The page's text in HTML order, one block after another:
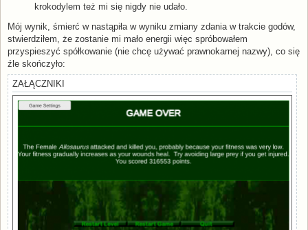
krokodylem też mi się nigdy nie udało.
Mój wynik, śmierć w nastąpiła w wyniku zmiany zdania w trakcie godów,
stwierdziłem, że zostanie mi mało energii więc spróbowałem
przyspieszyć spółkowanie (nie chcę używać prawnokarnej nazwy), co się
źle skończyło:
ZAŁĄCZNIKI